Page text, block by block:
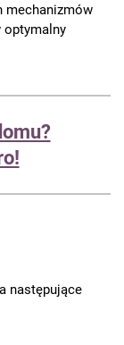
mechanizmów
optymalny
następujące